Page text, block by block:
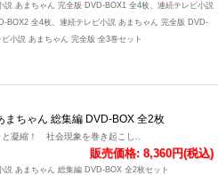
説 あまちゃん 完全版 DVD-BOX1 全4枚、連続テレビ小説
BOX2 全4枚、連続テレビ小説 あまちゃん 完全版 DVD-
小説 あまちゃん 完全版 全3巻セット
まちゃん 総集編 DVD-BOX 全2枚
と凝縮！ 社会現象を巻き起こし..
販売価格: 8,360円(税込)
説 あまちゃん 総集編 DVD-BOX 全2枚セット